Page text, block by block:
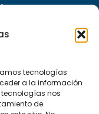
tecnologías
a la información
tecnologías nos
de